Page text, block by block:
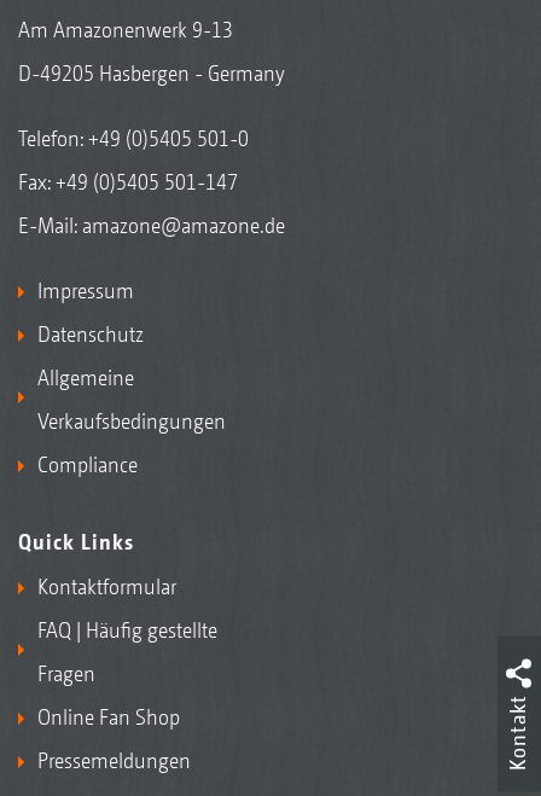
Am Amazonenwerk 9-13
D-49205 Hasbergen - Germany
Telefon:+49 (0)5405 501-0
Fax: +49 (0)5405 501-147
E-Mail: amazone@amazone.de
Impressum
Datenschutz
Allgemeine
Verkaufsbedingungen
Compliance
Quick Links
Kontaktformular
FAQ | Häufig gestellte
Fragen
Online Fan Shop
Pressemeldungen
Kontakt